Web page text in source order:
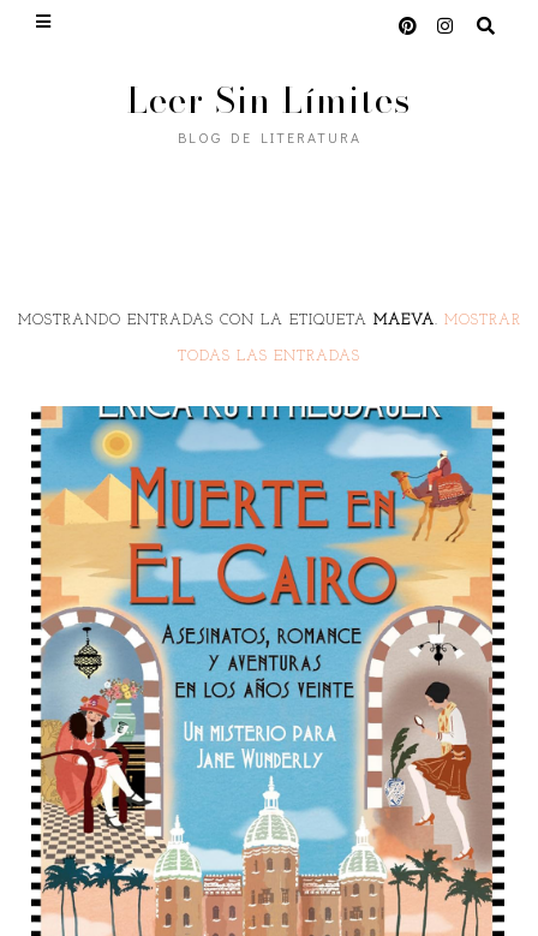
Leer Sin Límites
BLOG DE LITERATURA
MOSTRANDO ENTRADAS CON LA ETIQUETA MAEVA. MOSTRAR
TODAS LAS ENTRADAS